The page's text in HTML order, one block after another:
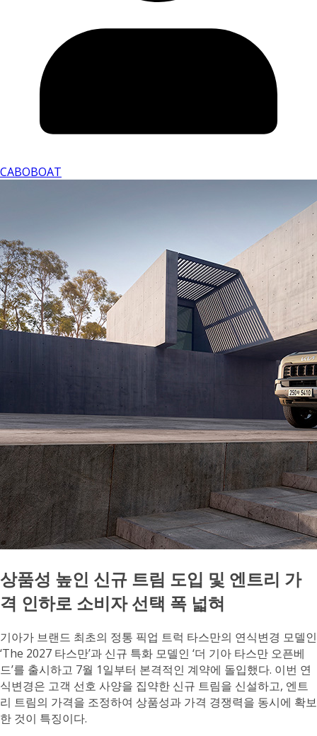
CABOBOAT
상품성 높인 신규 트림 도입 및 엔트리 가
격 인하로 소비자 선택 폭 넓혀
기아가 브랜드 최초의 정통 픽업 트럭 타스만의 연식변경 모델인
‘The 2027 타스만’과 신규 특화 모델인 ‘더 기아 타스만 오픈베
드’를 출시하고 7월 1일부터 본격적인 계약에 돌입했다. 이번 연
식변경은 고객 선호 사양을 집약한 신규 트림을 신설하고, 엔트
리 트림의 가격을 조정하여 상품성과 가격 경쟁력을 동시에 확보
한 것이 특징이다.